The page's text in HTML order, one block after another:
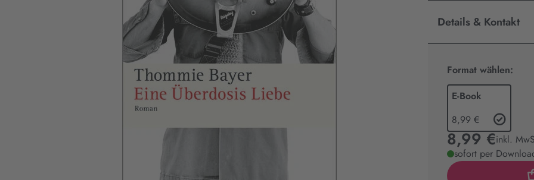
Details & Kontakt
Format wählen:
E-Book
8,99 €
8,99 €inkl.
sofort per